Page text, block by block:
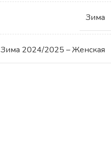
Зима
Зима 2024/2025 – Женская